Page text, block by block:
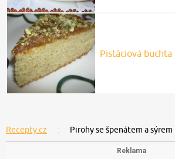
Pistáciová buchta
Recepty.cz Pirohy se špenátem a